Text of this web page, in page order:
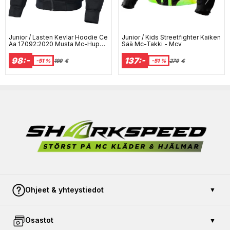
Junior / Lasten Kevlar Hoodie Ce
Aa 17092:2020 Musta Mc-Huppa
98:- -51 % 199 €
Junior / Kids Streetfighter Kaiken
Sää Mc-Takki - Mcv
137:- -51 % 279 €
Ohjeet & yhteystiedot ▼
Ota yhteyttä
Osastot ▼